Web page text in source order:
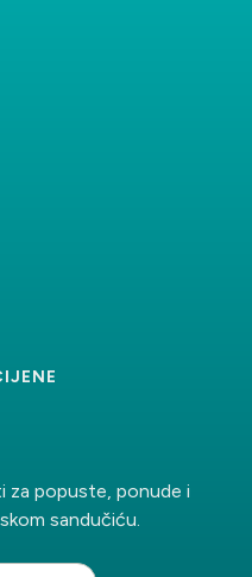
za popuste, ponude i
sandučiću.